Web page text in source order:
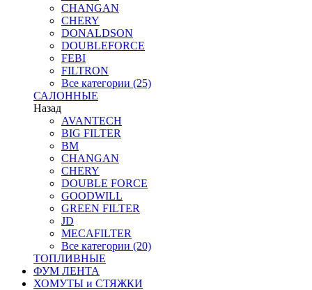
CHANGAN
CHERY
DONALDSON
DOUBLEFORCE
FEBI
FILTRON
Все категории (25)
САЛОННЫЕ
Назад
AVANTECH
BIG FILTER
BM
CHANGAN
CHERY
DOUBLE FORCE
GOODWILL
GREEN FILTER
JD
MECAFILTER
Все категории (20)
ТОПЛИВНЫЕ
ФУМ ЛЕНТА
ХОМУТЫ и СТЯЖКИ